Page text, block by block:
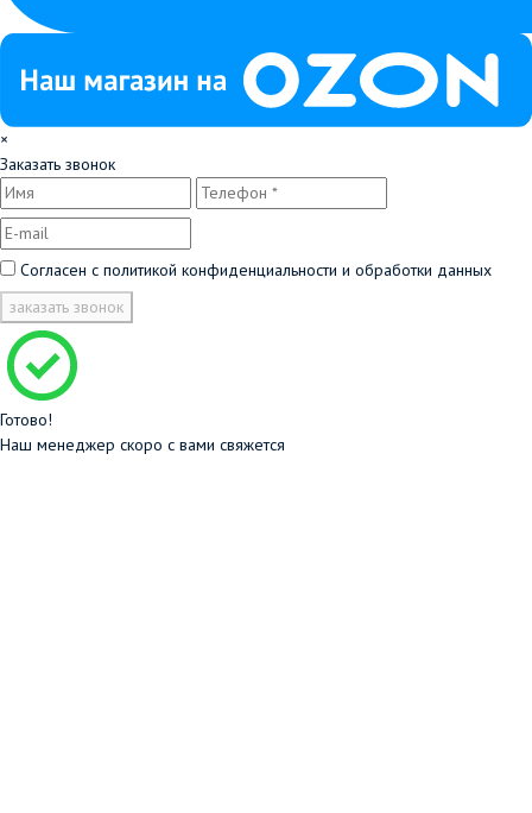
×
Заказать звонок
Согласен с политикой конфиденциальности и обработки данных
заказать звонок
Готово!
Наш менеджер скоро с вами свяжется